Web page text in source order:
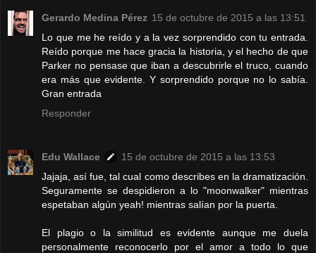
Gerardo Medina Pérez 15 de octubre de 2015 a las 13:51
Lo que me he reído y a la vez sorprendido con tu entrada.
Reído porque me hace gracia la historia, y el hecho de que
Parker no pensase que iban a descubrirle el truco, cuando
era más que evidente. Y sorprendido porque no lo sabía.
Gran entrada
Responder
Edu Wallace
15 de octubre de 2015 a las 13:53
Jajaja, así fue, tal cual como describes en la dramatización.
Seguramente se despidieron a lo "moonwalker" mientras
espetaban algún yeah! mientras salían por la puerta.
El plagio o la similitud es evidente aunque me duela
personalmente reconocerlo por el amor a todo lo que